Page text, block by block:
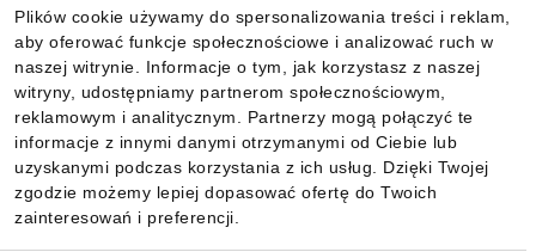
Plików cookie używamy do spersonalizowania treści i reklam,
aby oferować funkcje społecznościowe i analizować ruch w
naszej witrynie. Informacje o tym, jak korzystasz z naszej
witryny, udostępniamy partnerom społecznościowym,
reklamowym i analitycznym. Partnerzy mogą połączyć te
informacje z innymi danymi otrzymanymi od Ciebie lub
uzyskanymi podczas korzystania z ich usług. Dzięki Twojej
zgodzie możemy lepiej dopasować ofertę do Twoich
zainteresowań i preferencji.
Informacje
Pobierz naszą aplikację mobilną: